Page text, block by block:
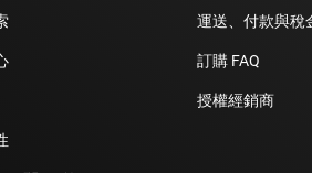
運送、付款與稅
訂購 FAQ
授權經銷商